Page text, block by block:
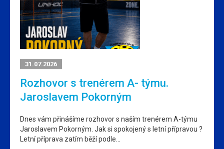
31.07.2026
Rozhovor s trenérem A- týmu.
Jaroslavem Pokorným
Dnes vám přinášíme rozhovor s naším trenérem A-týmu
Jaroslavem Pokorným. Jak si spokojený s letní přípravou ?
Letní příprava zatím běží podle…